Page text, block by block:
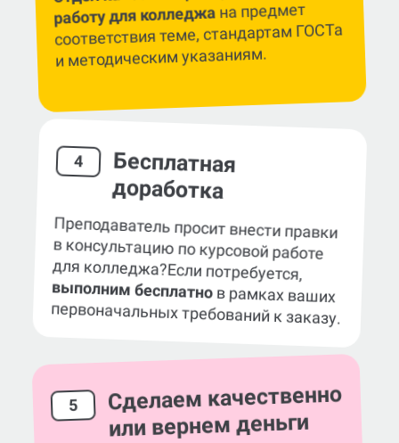
работу для колледжана предмет
соответствия теме, стандартам ГОСТа
и методическим указаниям.
4 Бесплатная
доработка
Преподаватель просит внести правки
в консультацию по курсовой работе
для колледжа?Если потребуется,
выполним бесплатнов рамках ваших
первоначальных требований к заказу.
5 Сделаем качественно
или вернем деньги